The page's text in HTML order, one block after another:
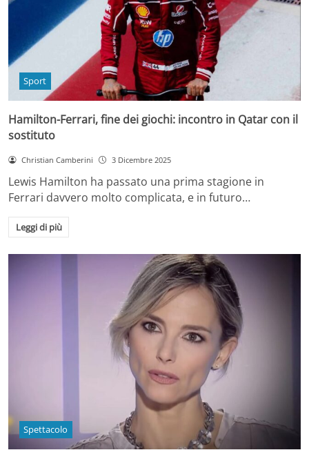
Sport
Hamilton-Ferrari, fine dei giochi: incontro in Qatar con il
sostituto
Christian Camberini 3 Dicembre 2025
Lewis Hamilton ha passato una prima stagione in
Ferrari davvero molto complicata, e in futuro…
Leggi di più
Spettacolo